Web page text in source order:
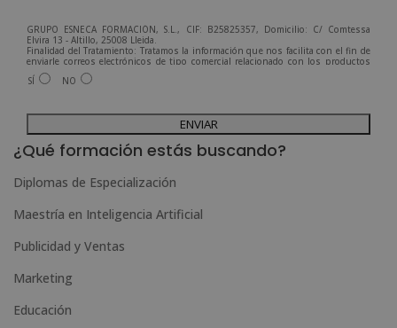
GRUPO ESNECA FORMACIÓN, S.L., CIF: B25825357, Domicilio: C/ Comtessa
Elvira 13 - Altillo, 25008 Lleida.
Finalidad del Tratamiento: Tratamos la información que nos facilita con el fin de
enviarle correos electrónicos de tipo comercial relacionado con los productos
ofrecidos y otros tipo de productos que fueran de su interés.
Legitimación del tratamiento: Consentimiento del interesado.
Para más información consulte nuestra Política de Privacidad.
Desea recibir información comercial (vía telefónica y/o email):
SÍ NO
A
l
e
r
n
i
¿Qué formación estás buscando?
Diplomas de Especialización
Maestría en Inteligencia Artificial
Publicidad y Ventas
Marketing
Educación